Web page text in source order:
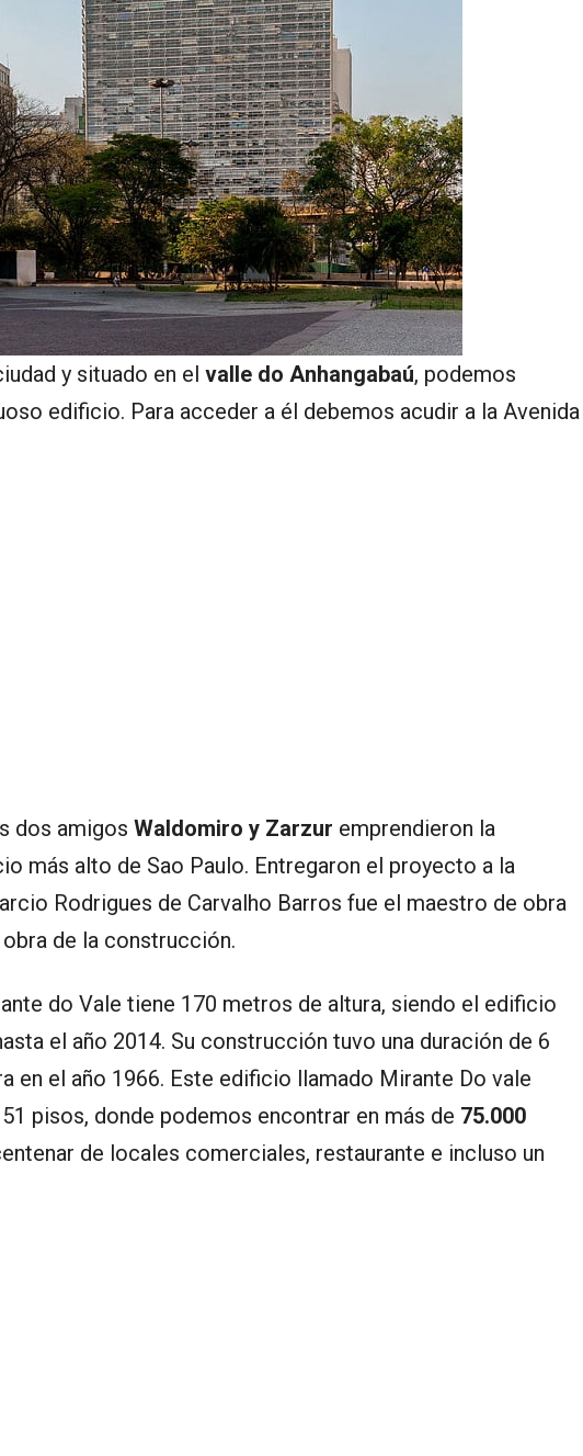
y situado en el valle do Anhangabaú, podemos
edificio. Para acceder a él debemos acudir a la Avenida
dos amigos Waldomiro y Zarzur emprendieron la
más alto de Sao Paulo. Entregaron el proyecto a la
Rodrigues de Carvalho Barros fue el maestro de obra
de la construcción.
do Vale tiene 170 metros de altura, siendo el edificio
el año 2014. Su construcción tuvo una duración de 6
en el año 1966. Este edificio llamado Mirante Do vale
pisos, donde podemos encontrar en más de 75.000
de locales comerciales, restaurante e incluso un